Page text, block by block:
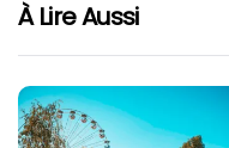
À Lire Aussi